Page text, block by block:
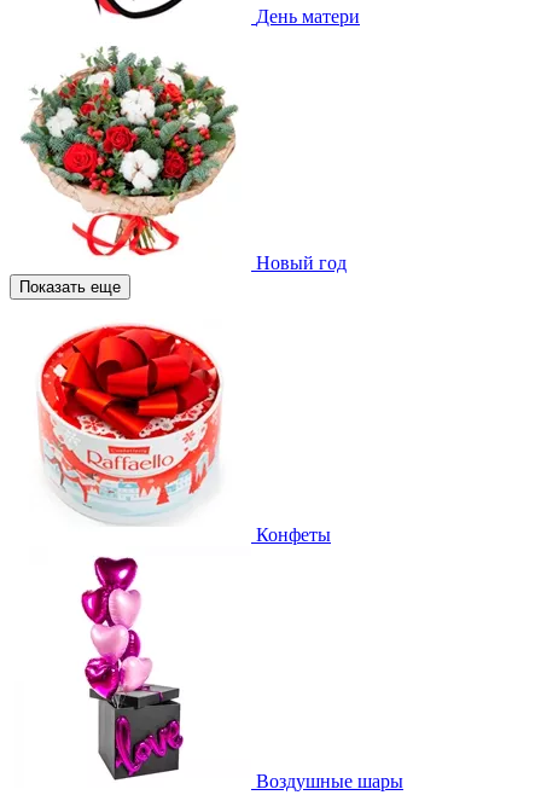
День матери
Новый год
Показать еще
Конфеты
Воздушные шары